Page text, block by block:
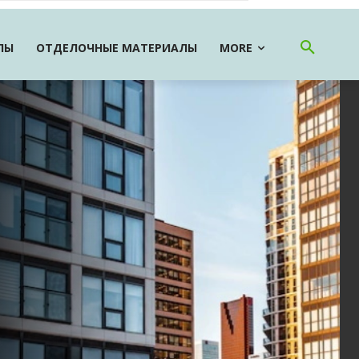
ОТДЕЛОЧНЫЕ МАТЕРИАЛЫ MORE